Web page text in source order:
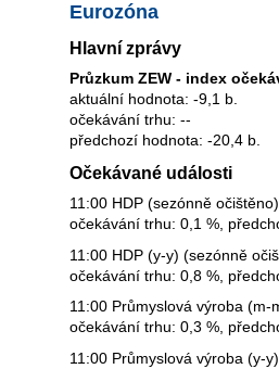
Eurozóna
Hlavní zprávy
Průzkum ZEW - index
aktuální hodnota: -9,1 b.
očekávání trhu: --
předchozí hodnota: -20,4 b.
Očekávané události
11:00 HDP (sezónně
očekávání trhu: 0,1 %,
11:00 HDP (y-y) (sezónně
očekávání trhu: 0,8 %,
11:00 Průmyslová výroba
očekávání trhu: 0,3 %,
11:00 Průmyslová výroba (y-